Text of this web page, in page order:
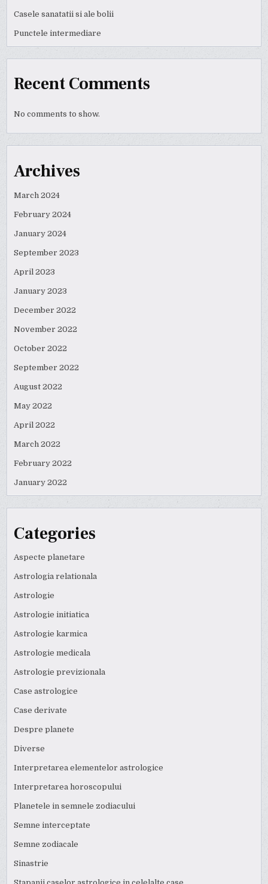
Casele sanatatii si ale bolii
Punctele intermediare
Recent Comments
No comments to show.
Archives
March 2024
February 2024
January 2024
September 2023
April 2023
January 2023
December 2022
November 2022
October 2022
September 2022
August 2022
May 2022
April 2022
March 2022
February 2022
January 2022
Categories
Aspecte planetare
Astrologia relationala
Astrologie
Astrologie initiatica
Astrologie karmica
Astrologie medicala
Astrologie previzionala
Case astrologice
Case derivate
Despre planete
Diverse
Interpretarea elementelor astrologice
Interpretarea horoscopului
Planetele in semnele zodiacului
Semne interceptate
Semne zodiacale
Sinastrie